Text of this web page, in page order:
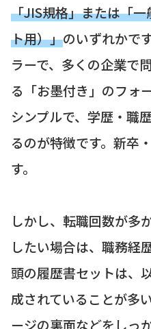
「JIS規格」または「
ト用）」のいずれかで
ラーで、多くの企業で
る「お墨付き」のフォ
シンプルで、学歴・職
るのが特徴です。新卒
す。
しかし、転職回数が多
したい場合は、職務経
頭の履歴書セットは、
成されていることが多
ージの裏面などをしっ